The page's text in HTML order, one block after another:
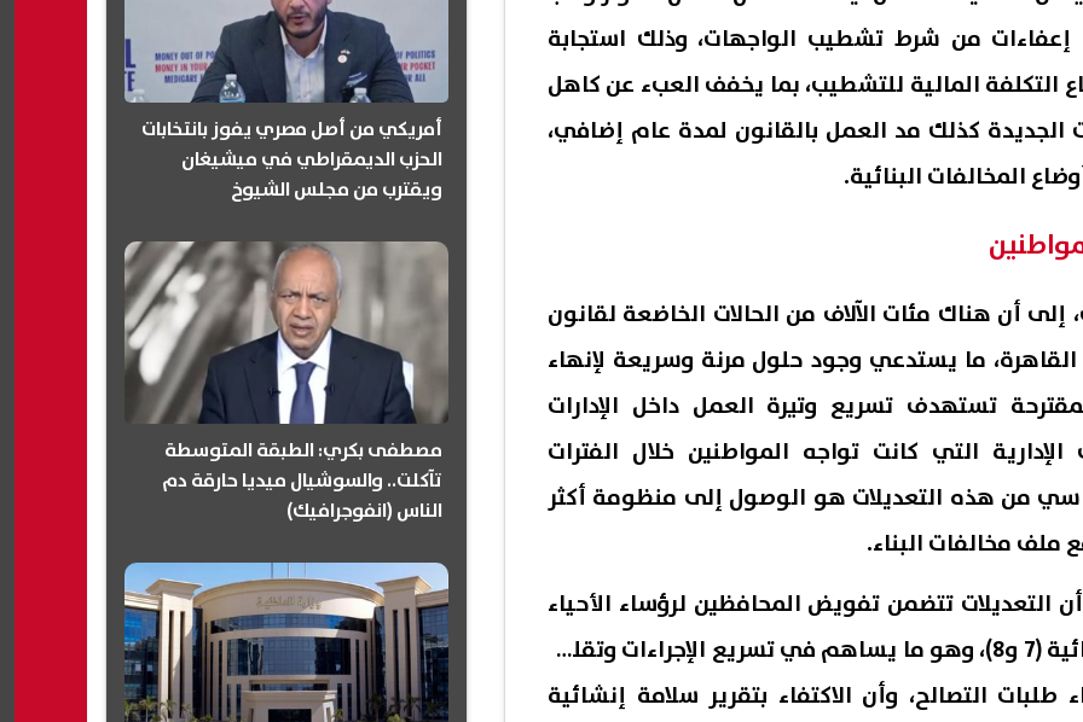
إعفاءات من شرط تشطيب الواجهات، وذلك استجابة
التكلفة المالية للتشطيب، بما يخفف العبء عن كاهل
الجديدة كذلك مد العمل بالقانون لمدة عام إضافي،
المخالفات البنائية.
أن هناك مئات الآلاف من الحالات الخاضعة لقانون
ما يستدعي وجود حلول مرنة وسريعة لإنهاء
تستهدف تسريع وتيرة العمل داخل الإدارات
الإدارية التي كانت تواجه المواطنين خلال الفترات
من هذه التعديلات هو الوصول إلى منظومة أكثر
ملف مخالفات البناء.
تتضمن تفويض المحافظين لرؤساء الأحياء
والمدن لاعتماد النماذج النهائية (7 و8)، وهو ما يساهم في تسريع الإجراءات وتقليل
التصالح، وأن الاكتفاء بتقرير سلامة إنشائية
أمريكي من أصل مصري يفوز بانتخابات
الحزب الديمقراطي في ميشيغان
ويقترب من مجلس الشيوخ
مصطفى بكري: الطبقة المتوسطة
تآكلت.. والسوشيال ميديا حارقة دم
الناس (انفوجرافيك)